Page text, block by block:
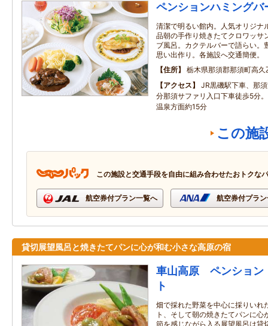
ペンションハミングバ
清潔で明るい館内。人気オリジナ
品朝の手作り焼きたてクロワッサ
ブ風呂。カクテルバーで語らい。
思い出作り。各施設へ交通簡便。
住所
栃木県那須郡那須町高
アクセス
JR黒磯駅下車、那
分那須サファリ入口下車徒歩5分
温泉方面約15分
この施
この施設と交通手段を自由に組み合わせたおトクな
航空券付プラン一覧へ 航空券付プラ
貸切展望風呂と焼きたてパンに心が和む小さな高原の宿
車山高原 ペンショ
ト
畑で採れた野菜を中心に採りいれ
ト、そして朝の焼きたてパンに
節を感じながら入る展望風呂は貸